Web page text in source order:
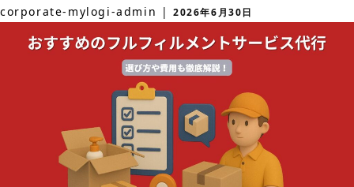
利
用
す
る
メ
リ
ッ
ト
EC
イ
ト
制
作
会
corporate-mylogi-admin |2026年6月30日